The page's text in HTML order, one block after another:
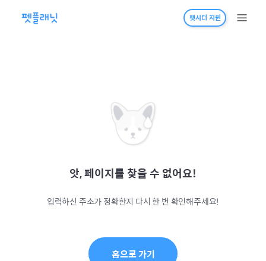
펫시터 지원
앗, 페이지를 찾을 수 없어요!
입력하신 주소가 정확한지 다시 한 번 확인해주세요!
홈으로 가기